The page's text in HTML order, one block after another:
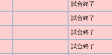
試合終了
試合終了
試合終了
試合終了